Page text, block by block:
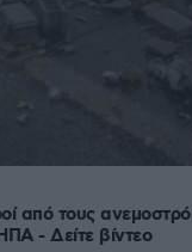
από τους
- Δείτε βίντεο